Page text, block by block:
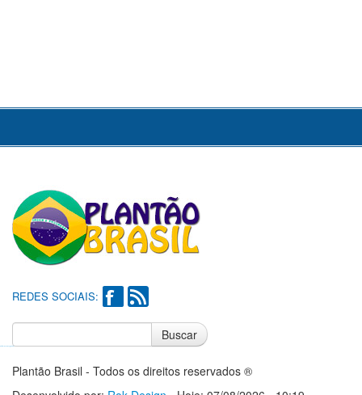
REDES SOCIAIS:
Buscar
Plantão Brasil - Todos os direitos reservados ®